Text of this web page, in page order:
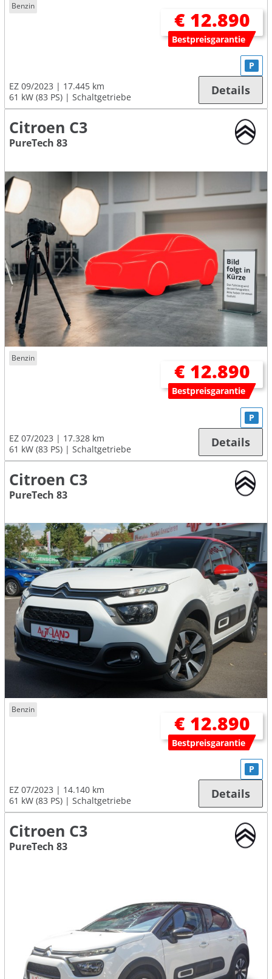
Benzin
€ 12.890
Bestpreisgarantie
EZ 09/2023
17.445 km
61 kW (83 PS)
Schaltgetriebe
P
Details
Citroen C3
PureTech 83
Benzin
€ 12.890
Bestpreisgarantie
EZ 07/2023
17.328 km
61 kW (83 PS)
Schaltgetriebe
P
Details
Citroen C3
PureTech 83
Benzin
€ 12.890
Bestpreisgarantie
EZ 07/2023
14.140 km
61 kW (83 PS)
Schaltgetriebe
P
Details
Citroen C3
PureTech 83